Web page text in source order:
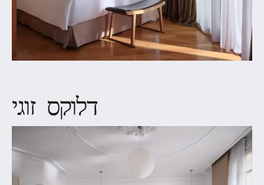
דלוקס זוגי